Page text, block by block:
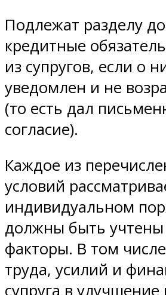
Подлежат разделу
кредитные
из супругов, если о
уведомлен и не
(то есть дал
согласие).
Каждое из
условий
индивидуальном
должны быть учтены
факторы. В том
труда, усилий и
супруга в улучшение